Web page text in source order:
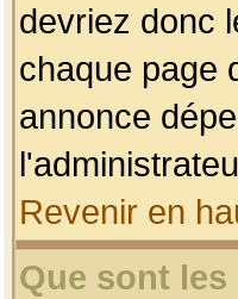
devriez donc
chaque page
annonce
Revenir en
Que sont